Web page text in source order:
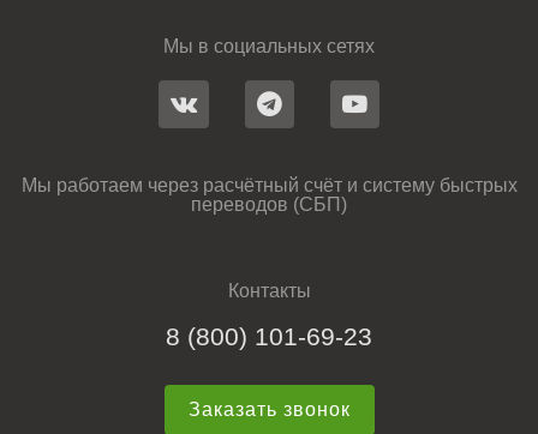
Мы в социальных сетях
Мы работаем через расчётный счёт и систему быстрых
переводов (СБП)
Контакты
8 (800) 101-69-23
Заказать звонок